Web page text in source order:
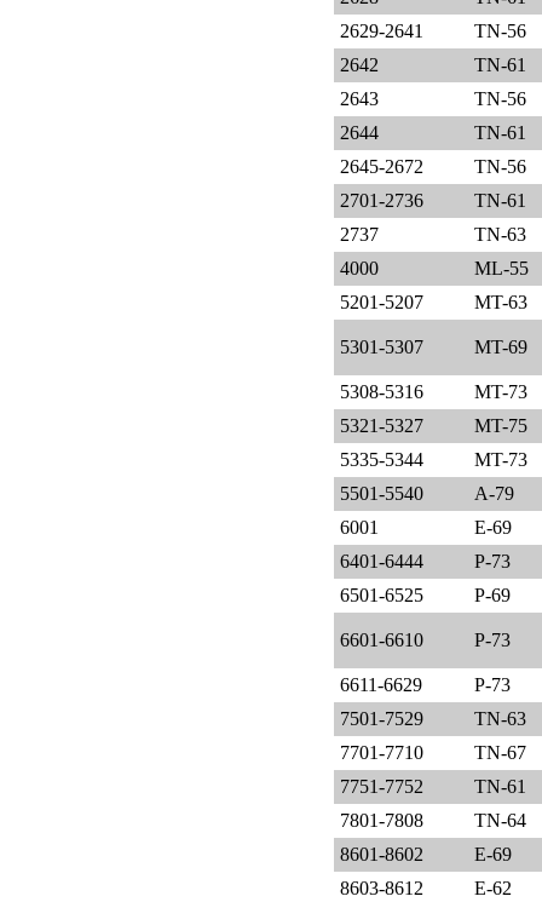
2629-2641
TN-56
2642
TN-61
2643
TN-56
2644
TN-61
2645-2672
TN-56
2701-2736
TN-61
2737
TN-63
4000
ML-55
5201-5207
MT-63
5301-5307 MT-69
5308-5316
MT-73
5321-5327
MT-75
5335-5344
MT-73
5501-5540
A-79
6001
E-69
6401-6444
P-73
6501-6525
P-69
6601-6610 P-73
6611-6629
P-73
7501-7529
TN-63
7701-7710
TN-67
7751-7752
TN-61
7801-7808
TN-64
8601-8602
E-69
8603-8612
E-62